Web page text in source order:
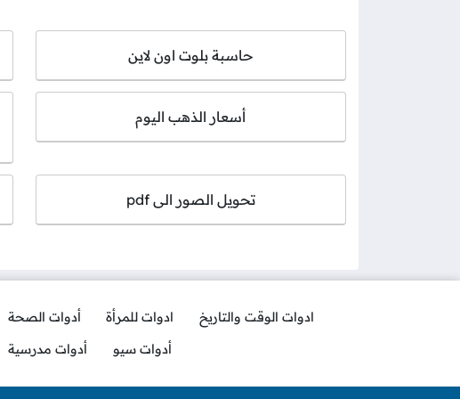
حاسبة بلوت اون لاين
أسعار الذهب اليوم
تحويل الصور الى pdf
ادوات الوقت والتاريخ ادوات للمرأة أدوات الصحة
أدوات سيو
أدوات مدرسية